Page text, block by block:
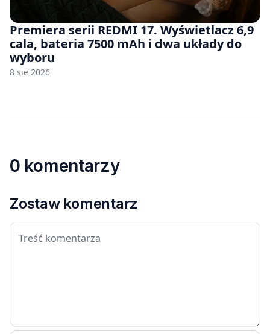
Premiera serii REDMI 17. Wyświetlacz 6,9
cala, bateria 7500 mAh i dwa układy do
wyboru
8 sie 2026
0 komentarzy
Zostaw komentarz